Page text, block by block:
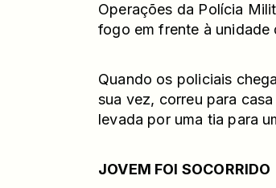
Operações da Polícia
fogo em frente à unidade
Quando os policiais
sua vez, correu para
levada por uma tia para
JOVEM FOI SOCORRIDO